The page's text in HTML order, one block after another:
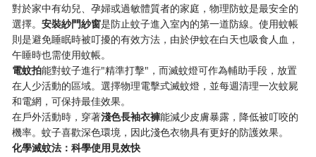
對於家中有幼兒、孕婦或過敏體質者的家庭，物理防蚊是最安全的
選擇。安裝紗門紗窗是防止蚊子進入室內的第一道防線。使用蚊帳
則是避免睡眠時被叮擾的有效方法，由於伊蚊在白天也吸食人血，
午睡時也需使用蚊帳。
電蚊拍能對蚊子進行"精準打擊"，而滅蚊燈可作為輔助手段，放置
在人少活動的區域。選擇物理電擊式滅蚊燈，並每週清理一次蚊屍
和電網，可保持最佳效果。
在戶外活動時，穿著淺色長袖衣褲能減少皮膚暴露，降低被叮咬的
機率。蚊子喜歡深色環境，因此淺色衣物具有更好的防護效果。
化學滅蚊法：科學使用見效快